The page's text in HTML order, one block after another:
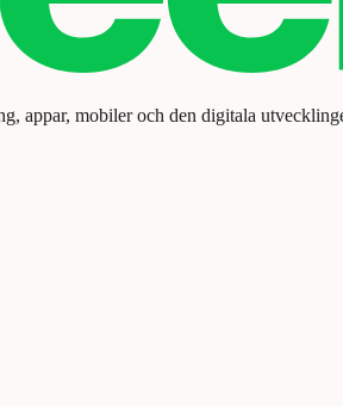
appar, mobiler och den digitala